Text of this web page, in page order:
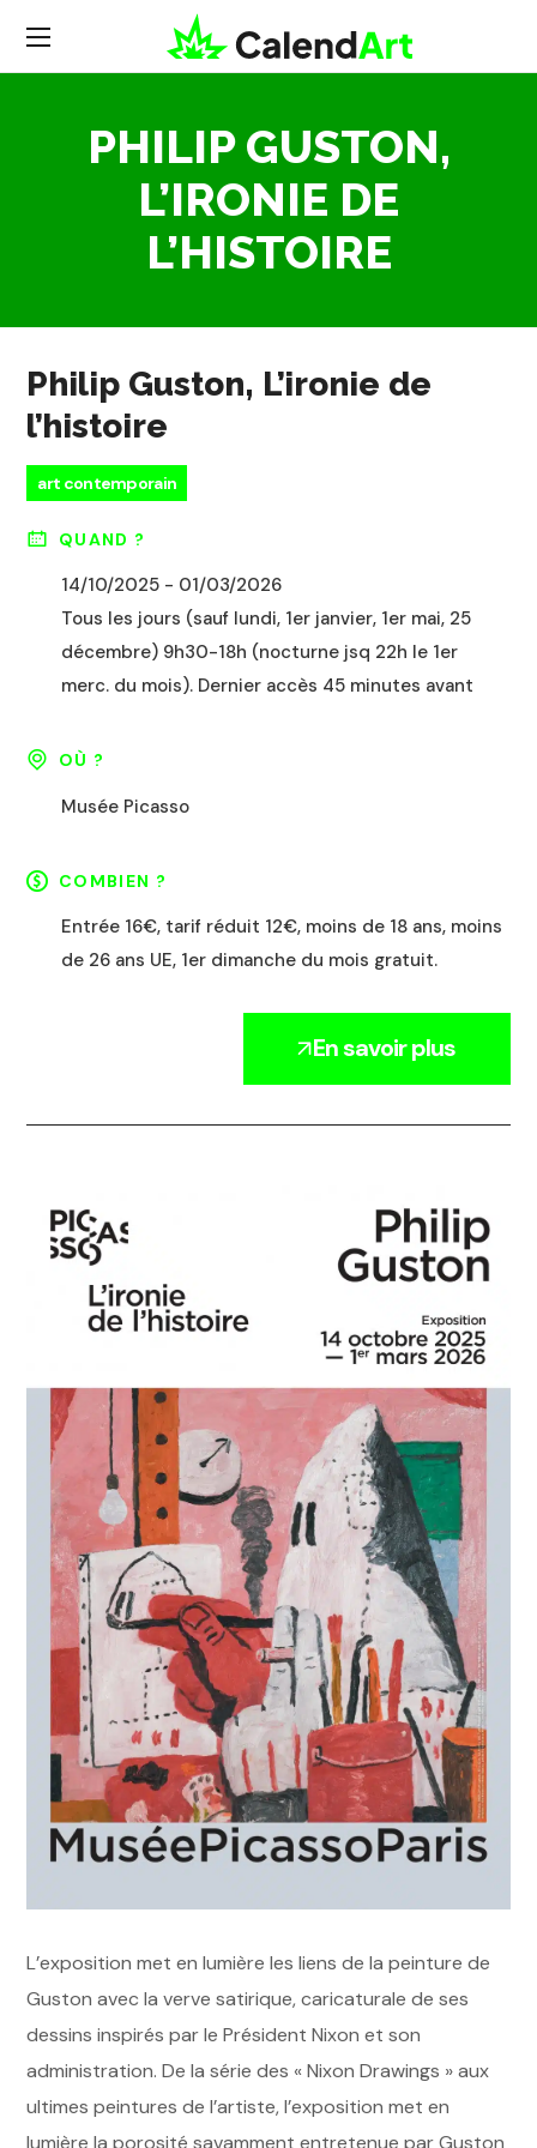
PHILIP GUSTON,
L’IRONIE DE
L’HISTOIRE
Philip Guston, L’ironie de
l’histoire
art contemporain
QUAND ?
14/10/2025 - 01/03/2026
Tous les jours (sauf lundi, 1er janvier, 1er mai, 25
décembre) 9h30-18h (nocturne jsq 22h le 1er
merc. du mois). Dernier accès 45 minutes avant
OÙ ?
Musée Picasso
COMBIEN ?
Entrée 16€, tarif réduit 12€, moins de 18 ans, moins
de 26 ans UE, 1er dimanche du mois gratuit.
En savoir plus
L’exposition met en lumière les liens de la peinture de
Guston avec la verve satirique, caricaturale de ses
dessins inspirés par le Président Nixon et son
administration. De la série des « Nixon Drawings » aux
ultimes peintures de l’artiste, l’exposition met en
lumière la porosité savamment entretenue par Guston